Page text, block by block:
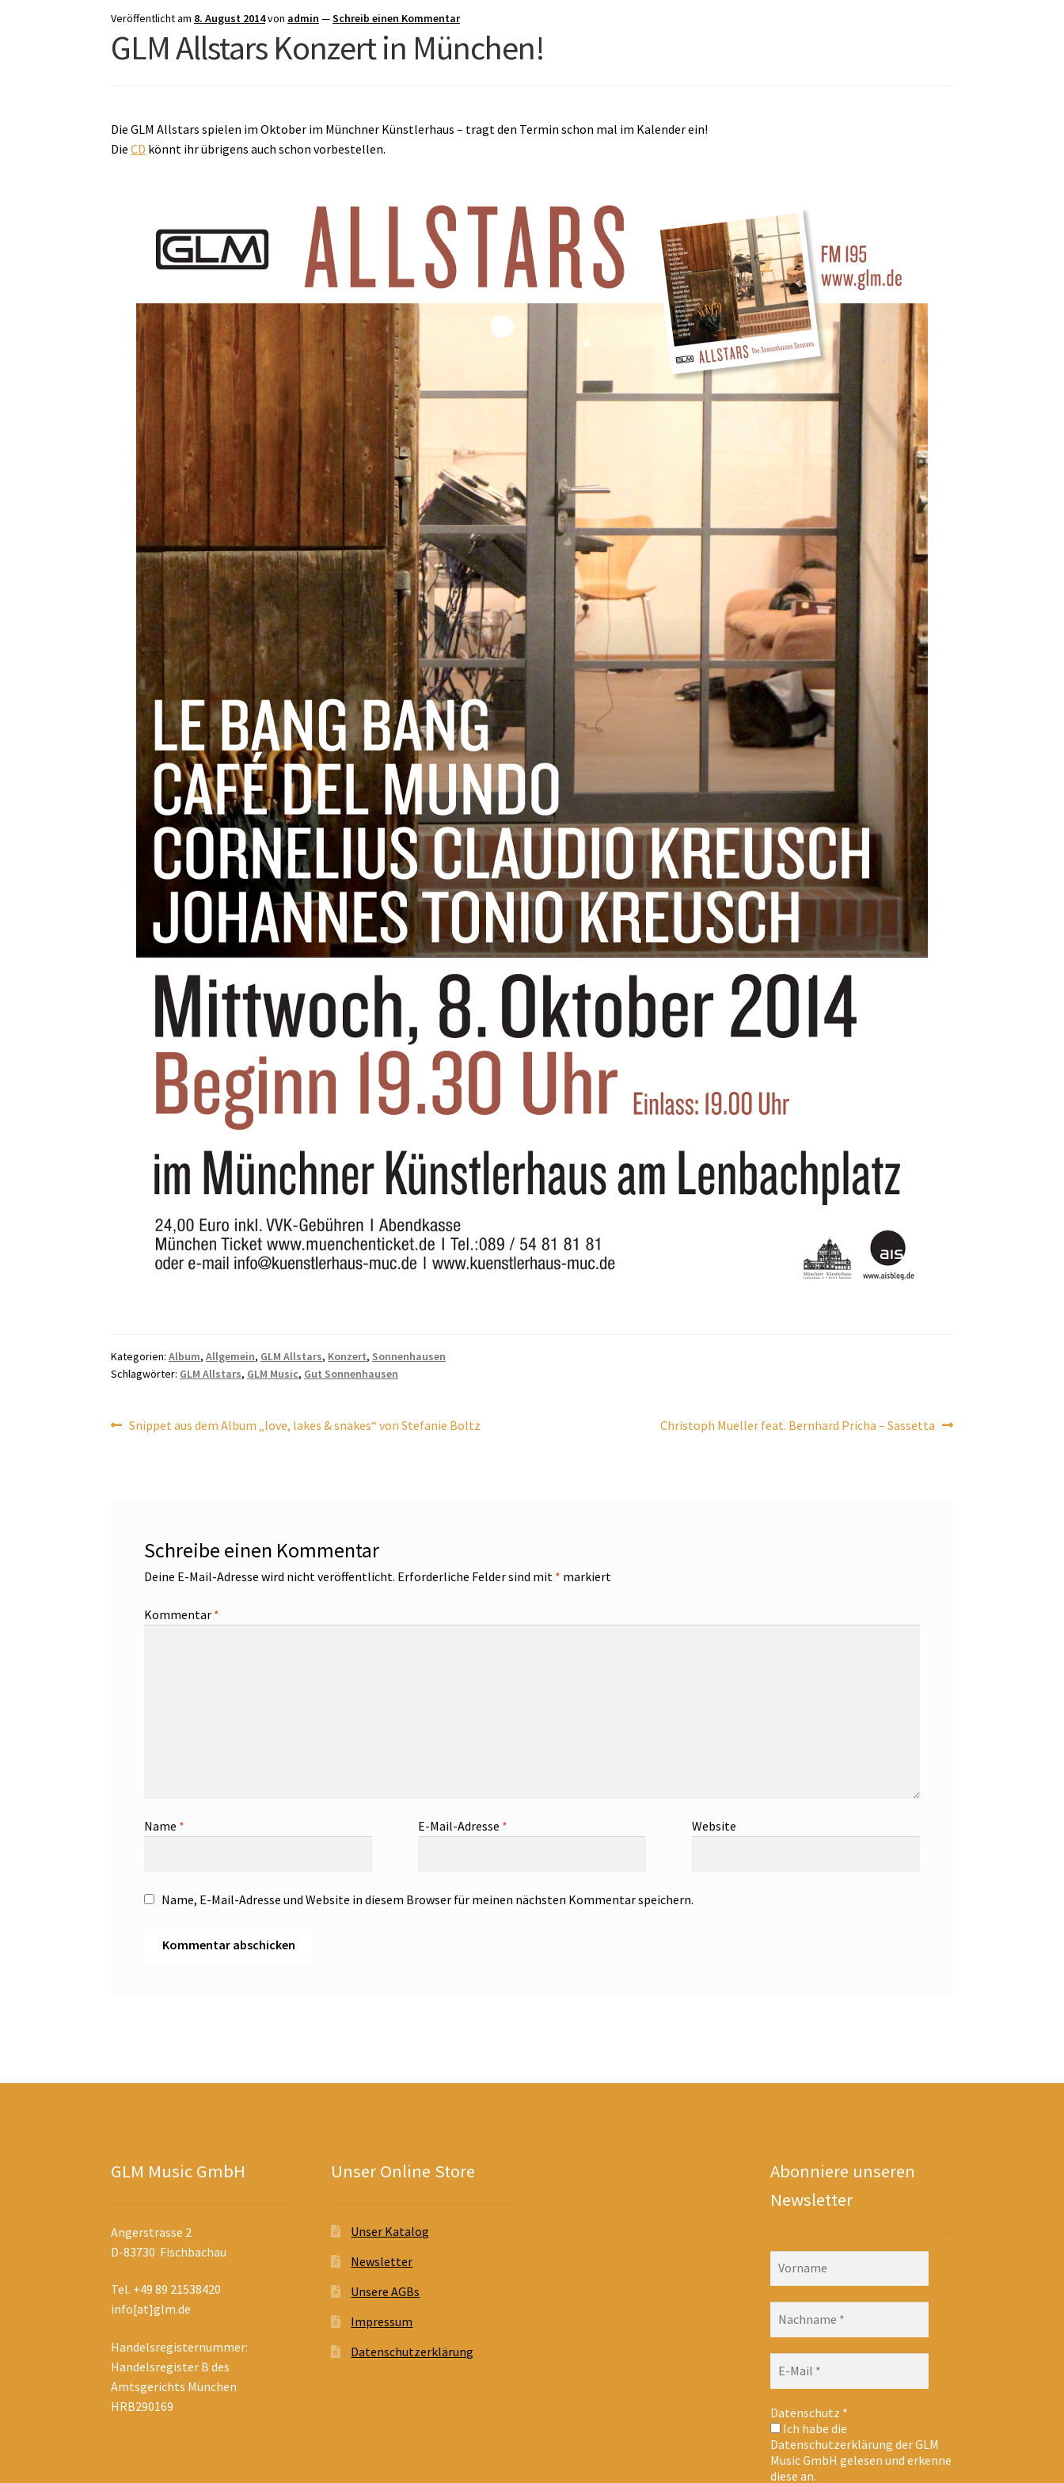
Veröffentlicht am 8. August 2014von admin —Schreib einen Kommentar
GLM Allstars Konzert in München!
Die GLM Allstars spielen im Oktober im Münchner Künstlerhaus – tragt den Termin schon mal im Kalender ein!
DieCD könnt ihr übrigens auch schon vorbestellen.
Kategorien:Album,Allgemein, GLM Allstars, Konzert, Sonnenhausen
Schlagwörter: GLM Allstars, GLM Music, Gut Sonnenhausen
Beitragsnavigation
Vorheriger
Snippet aus dem Album „love, lakes & snakes“ von Stefanie Boltz
Nächster
Christoph Mueller feat. Bernhard Pricha – Sassetta
Schreibe einen Kommentar
Deine E-Mail-Adresse wird nicht veröffentlicht. Erforderliche Felder sind mit * markiert
Kommentar *
Name * E-Mail-Adresse * Website
Name, E-Mail-Adresse und Website in diesem Browser für meinen nächsten Kommentar speichern.
GLM Music GmbH
Angerstrasse 2
D-83730 Fischbachau
Tel. +49 89 21538420
info[at]glm.de
Handelsregisternummer:
Handelsregister B des
Amtsgerichts München
HRB290169
Unser Online Store
Unser Katalog
Newsletter
Unsere AGBs
Impressum
Datenschutzerklärung
Abonniere unseren
Newsletter
Datenschutz *
Ich habe die
Datenschutzerklärung der GLM
Music GmbH gelesen und erkenne
diese an.